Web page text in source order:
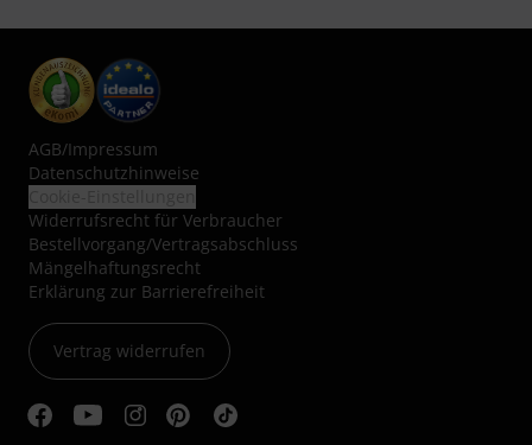
AGB/Impressum
Datenschutzhinweise
Widerrufsrecht für Verbraucher
Bestellvorgang/Vertragsabschluss
Mängelhaftungsrecht
Erklärung zur Barrierefreiheit
Vertrag widerrufen